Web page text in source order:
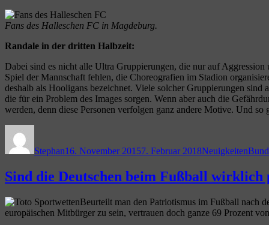
Fans des Halleschen FC in Magdeburg.
Randale in der dritten Halbzeit:
Dabei sind es nicht alle Ultra Gruppierungen, die nur auf
Spiel der Mannschaft fehlen, die Choreografien im Stadion
deshalb als Hooligans bezeichnet. Viele solcher Gruppierungen sind
die für ein Problem des Images sorgen. Wenn aber auch die
werden, denn diese Personen verfolgen ganz andere Motive. Und
Stephan16. November 20157. Februar 2018Neuigkeiten
Sind die Deutschen beim Fußball
Beurteilt man den Patriotismus im Fußball nach
europäischen Mitbürger zu sein, vertrauen doch ganze 69 Prozent